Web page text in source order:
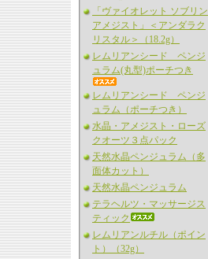
「ヴァイオレット ソブリン
アメジスト」＜アンダラク
リスタル＞（18.2g）
レムリアンシード ペンジ
ュラム(丸型)ポーチつき
レムリアンシード ペンジ
ュラム（ポーチつき）
水晶・アメジスト・ローズ
クオーツ３点パック
天然水晶ペンジュラム（多
面体カット）
天然水晶ペンジュラム
テラヘルツ・マッサージス
ティック
レムリアンルチル（ポイン
ト）（32g）